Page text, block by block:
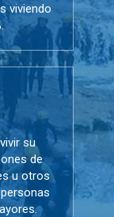
viviendo
su
de
u otros